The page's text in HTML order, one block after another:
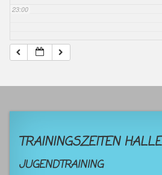
23:00
TRAININGSZEITEN HALLE
JUGENDTRAINING